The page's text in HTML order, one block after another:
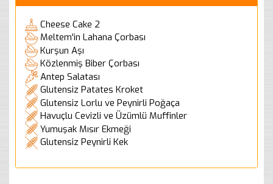
Cheese Cake 2
Meltem'in Lahana Çorbası
Kurşun Aşı
Közlenmiş Biber Çorbası
Antep Salatası
Glutensiz Patates Kroket
Glutensiz Lorlu ve Peynirli Poğaça
Havuçlu Cevizli ve Üzümlü Muffinler
Yumuşak Mısır Ekmeği
Glutensiz Peynirli Kek